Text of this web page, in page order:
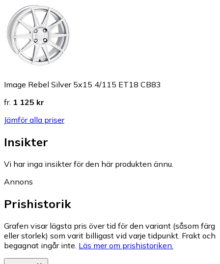
Image Rebel Silver 5x15 4/115 ET18 CB83
fr. 1 125 kr
Jämför alla priser
Insikter
Vi har inga insikter för den här produkten ännu.
Annons
Prishistorik
Grafen visar lägsta pris över tid för den variant (såsom färg
eller storlek) som varit billigast vid varje tidpunkt. Frakt och
begagnat ingår inte. Läs mer om prishistoriken.